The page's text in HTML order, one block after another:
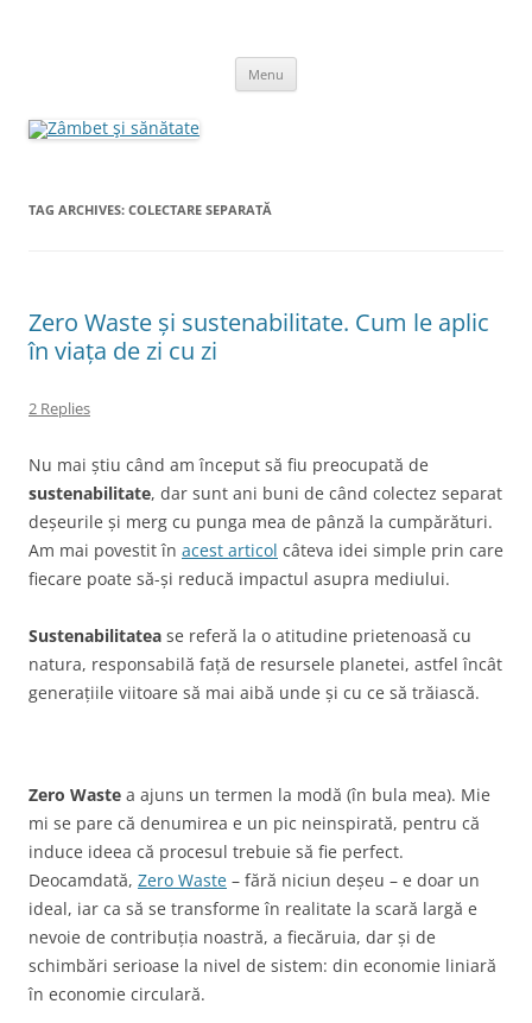
Menu
TAG ARCHIVES: COLECTARE SEPARATĂ
Zero Waste și sustenabilitate. Cum le aplic
în viața de zi cu zi
2 Replies
Nu mai știu când am început să fiu preocupată de
sustenabilitate, dar sunt ani buni de când colectez separat
deșeurile și merg cu punga mea de pânză la cumpărături.
Am mai povestit în acest articol câteva idei simple prin care
fiecare poate să-și reducă impactul asupra mediului.
Sustenabilitatea se referă la o atitudine prietenoasă cu
natura, responsabilă față de resursele planetei, astfel încât
generațiile viitoare să mai aibă unde și cu ce să trăiască.
Zero Waste a ajuns un termen la modă (în bula mea). Mie
mi se pare că denumirea e un pic neinspirată, pentru că
induce ideea că procesul trebuie să fie perfect.
Deocamdată, Zero Waste – fără niciun deșeu – e doar un
ideal, iar ca să se transforme în realitate la scară largă e
nevoie de contribuția noastră, a fiecăruia, dar și de
schimbări serioase la nivel de sistem: din economie liniară
în economie circulară.